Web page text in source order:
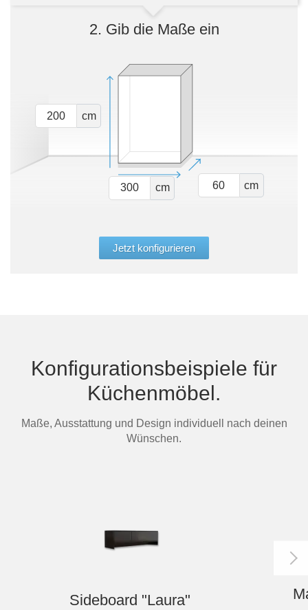
2. Gib die Maße ein
cm
cm cm
Jetzt konfigurieren
Konfigurationsbeispiele für
Küchenmöbel.
Maße, Ausstattung und Design individuell nach deinen
Wünschen.
Sideboard "Laura"